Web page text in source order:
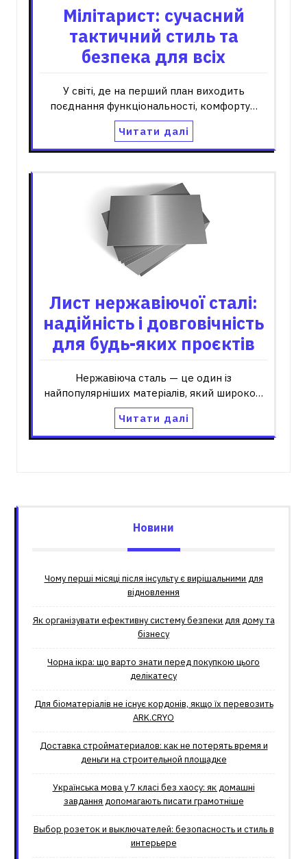
Мілітарист: сучасний
тактичний стиль та
безпека для всіх
У світі, де на перший план виходить
поєднання функціональності, комфорту…
Читати далі
Лист нержавіючої сталі:
надійність і довговічність
для будь-яких проєктів
Нержавіюча сталь — це один із
найпопулярніших матеріалів, який широко…
Читати далі
Новини
Чому перші місяці після інсульту є вирішальними для
відновлення
Як організувати ефективну систему безпеки для дому та
бізнесу
Чорна ікра: що варто знати перед покупкою цього
делікатесу
Для біоматеріалів не існує кордонів, якщо їх перевозить
ARK.CRYO
Доставка стройматериалов: как не потерять время и
деньги на строительной площадке
Українська мова у 7 класі без хаосу: як домашні
завдання допомагають писати грамотніше
Выбор розеток и выключателей: безопасность и стиль в
интерьере